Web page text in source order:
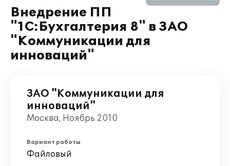
Внедрение ПП
"1С:Бухгалтерия 8" в ЗАО
"Коммуникации для
инноваций"
ЗАО "Коммуникации для
инноваций"
Москва, Ноябрь 2010
Вариант работы
Файловый